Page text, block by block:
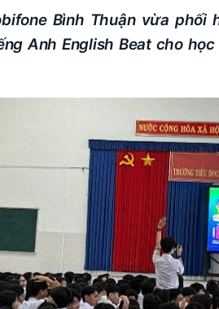
Bình Thuận vừa
Anh English Beat cho